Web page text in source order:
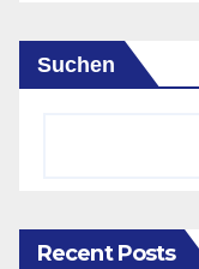
Suchen
Recent Posts